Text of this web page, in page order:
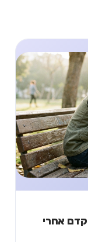
אחרי